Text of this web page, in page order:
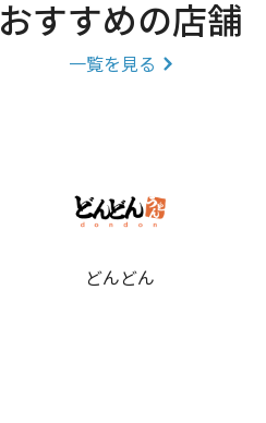
おすすめの店舗
一覧を見る
どんどん